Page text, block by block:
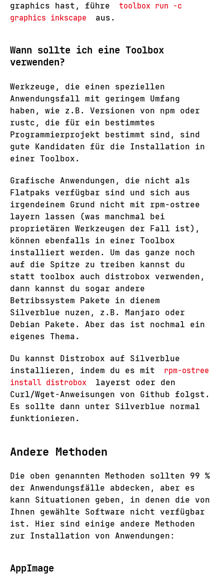
graphics hast, führe
toolbox run -c
graphics inkscape
aus.
Wann sollte ich eine Toolbox
verwenden?
Werkzeuge, die einen speziellen
Anwendungsfall mit geringem Umfang
haben, wie z.B. Versionen von npm oder
rustc, die für ein bestimmtes
Programmierprojekt bestimmt sind, sind
gute Kandidaten für die Installation in
einer Toolbox.
Grafische Anwendungen, die nicht als
Flatpaks verfügbar sind und sich aus
irgendeinem Grund nicht mit rpm-ostree
layern lassen (was manchmal bei
proprietären Werkzeugen der Fall ist),
können ebenfalls in einer Toolbox
installiert werden. Um das ganze noch
auf die Spitze zu treiben kannst du
statt toolbox auch distrobox verwenden,
dann kannst du sogar andere
Betribssystem Pakete in dienem
Silverblue nuzen, z.B. Manjaro oder
Debian Pakete. Aber das ist nochmal ein
eigenes Thema.
Du kannst Distrobox auf Silverblue
installieren, indem du es mit
rpm-ostree
install distrobox
layerst oder den
Curl/Wget-Anweisungen von Github folgst.
Es sollte dann unter Silverblue normal
funktionieren.
Andere Methoden
Die oben genannten Methoden sollten 99 %
der Anwendungsfälle abdecken, aber es
kann Situationen geben, in denen die von
Ihnen gewählte Software nicht verfügbar
ist. Hier sind einige andere Methoden
zur Installation von Anwendungen:
AppImage